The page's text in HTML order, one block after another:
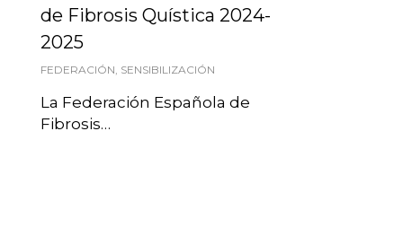
de Fibrosis Quística 2024-
2025
FEDERACIÓN, SENSIBILIZACIÓN
La Federación Española de
Fibrosis…